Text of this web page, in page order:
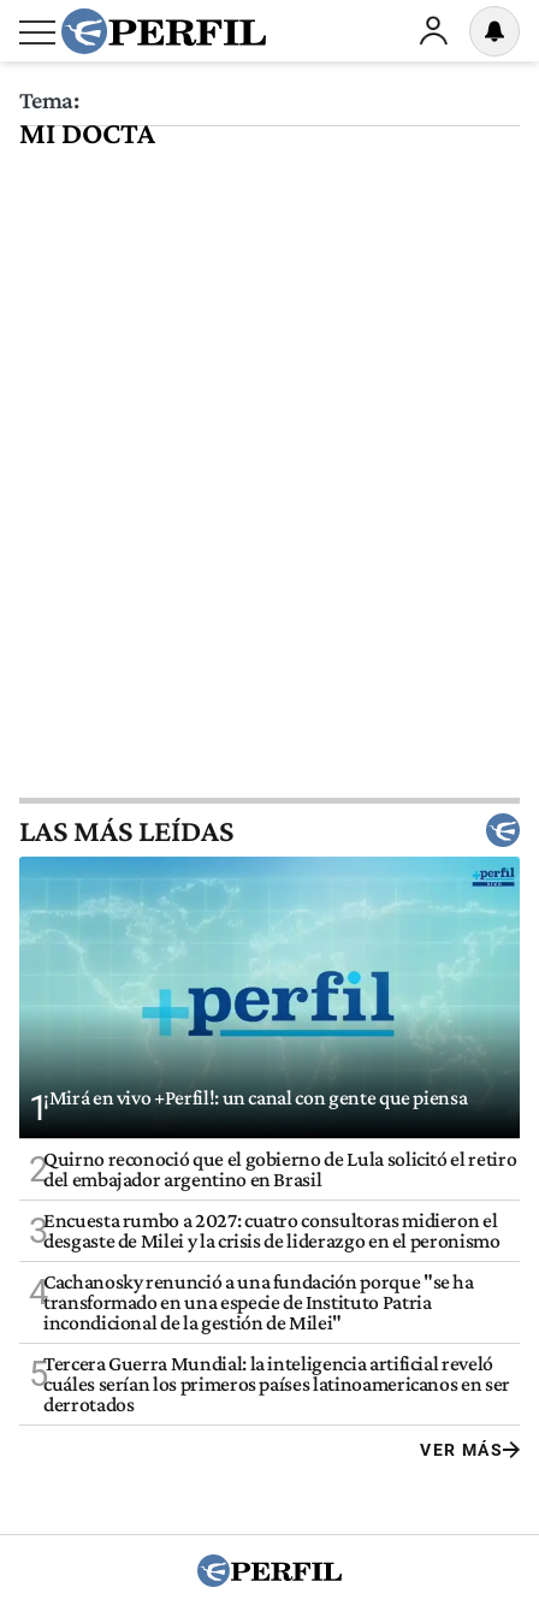
Tema:
MI DOCTA
LAS MÁS LEÍDAS
1¡Mirá en vivo +Perfil!: un canal con gente que piensa
2Quirno reconoció que el gobierno de Lula solicitó el retiro
del embajador argentino en Brasil
3Encuesta rumbo a 2027: cuatro consultoras midieron el
desgaste de Milei y la crisis de liderazgo en el peronismo
4Cachanosky renunció a una fundación porque "se ha
transformado en una especie de Instituto Patria
incondicional de la gestión de Milei"
5Tercera Guerra Mundial: la inteligencia artificial reveló
cuáles serían los primeros países latinoamericanos en ser
derrotados
VER MÁS